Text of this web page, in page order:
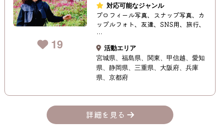
19
対応可能なジャンル
プロフィール写真、スナップ写真、カ
ップルフォト、友達、SNS用、旅行、
…
活動エリア
宮城県
福島県 関東 甲信越
愛知
県
静岡県 三重県 大阪府
兵庫
県
京都府
詳細を見る